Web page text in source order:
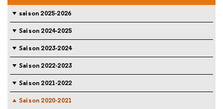
saison 2025-2026
Saison 2024-2025
Saison 2023-2024
Saison 2022-2023
Saison 2021-2022
Saison 2020-2021